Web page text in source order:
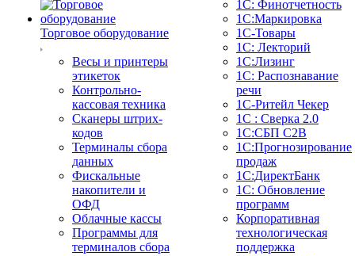
Торговое оборудование
Весы и принтеры
этикеток
Контрольно-
кассовая техника
Сканеры штрих-
кодов
Терминалы сбора
данных
Фискальные
накопители и
ОФД
Облачные кассы
Программы для
терминалов сбора
1С: Финотчетность
1С:Маркировка
1С-Товары
1С: Лекторий
1С:Лизинг
1С: Распознавание
речи
1C-Ритейл Чекер
1С : Сверка 2.0
1С:СБП C2B
1С:Прогнозирование
продаж
1С:ДиректБанк
1С: Обновление
программ
Корпоративная
технологическая
поддержка